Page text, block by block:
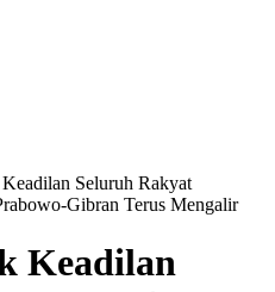
Seluruh Rakyat
Gibran Terus Mengalir
Keadilan